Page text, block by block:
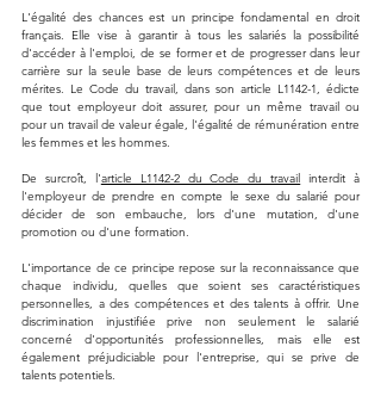
L'égalité des chances est un principe fondamental en droit
français. Elle vise à garantir à tous les salariés la possibilité
d'accéder à l'emploi, de se former et de progresser dans leur
carrière sur la seule base de leurs compétences et de leurs
mérites. Le Code du travail, dans son article L1142-1, édicte
que tout employeur doit assurer, pour un même travail ou
pour un travail de valeur égale, l'égalité de rémunération entre
les femmes et les hommes.
De surcroît, l'article L1142-2 du Code du travail interdit à
l'employeur de prendre en compte le sexe du salarié pour
décider de son embauche, lors d'une mutation, d'une
promotion ou d'une formation.
L'importance de ce principe repose sur la reconnaissance que
chaque individu, quelles que soient ses caractéristiques
personnelles, a des compétences et des talents à offrir. Une
discrimination injustifiée prive non seulement le salarié
concerné d'opportunités professionnelles, mais elle est
également préjudiciable pour l'entreprise, qui se prive de
talents potentiels.